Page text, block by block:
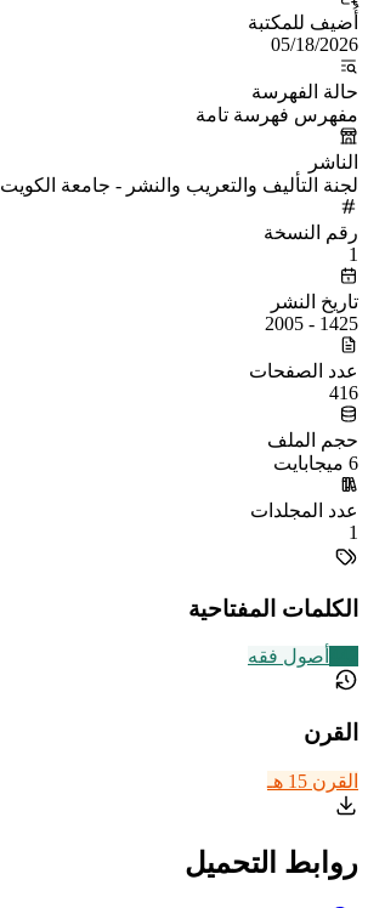
أُضيف للمكتبة
05/18/2026
حالة الفهرسة
مفهرس فهرسة تامة
الناشر
لجنة التأليف والتعريب والنشر - جامعة الكويت
رقم النسخة
1
تاريخ النشر
1425 - 2005
عدد الصفحات
416
حجم الملف
6 ميجابايت
عدد المجلدات
1
الكلمات المفتاحية
أصول فقه
القرن
القرن 15 هـ
روابط التحميل